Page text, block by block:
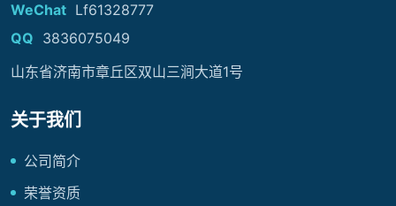
WeChat Lf61328777
QQ 3836075049
山东省济南市章丘区双山三涧大道1号
关于我们
公司简介
荣誉资质